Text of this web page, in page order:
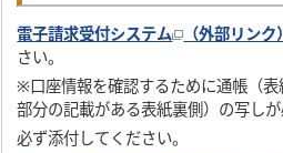
電子請求受付システム （外部リンク）
さい。
※口座情報を確認するために通帳（
部分の記載がある表紙裏側）の写しが
必ず添付してください。